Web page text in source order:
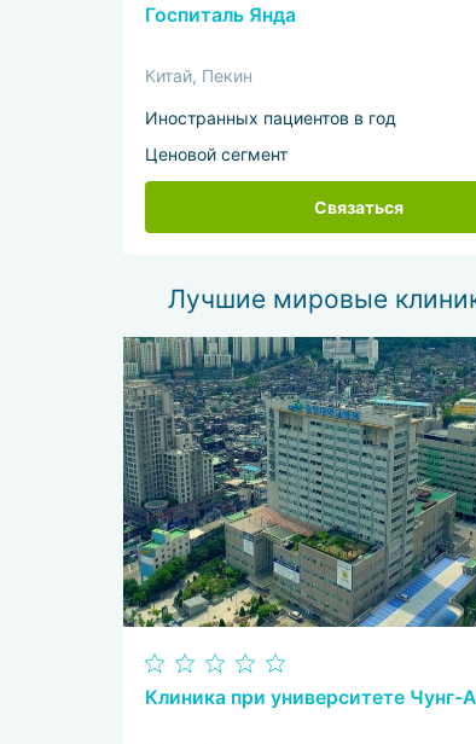
Госпиталь Янда
Китай, Пекин
Иностранных пациентов в год
Ценовой сегмент
Связаться
Лучшие мировые
Клиника при университете Чунг-